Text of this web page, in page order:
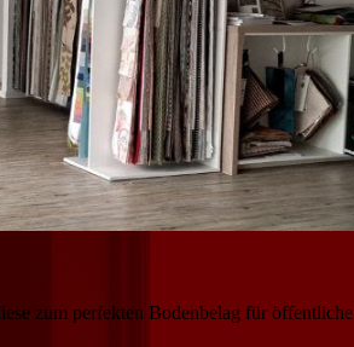
zum perfekten Bodenbelag für öffentliche